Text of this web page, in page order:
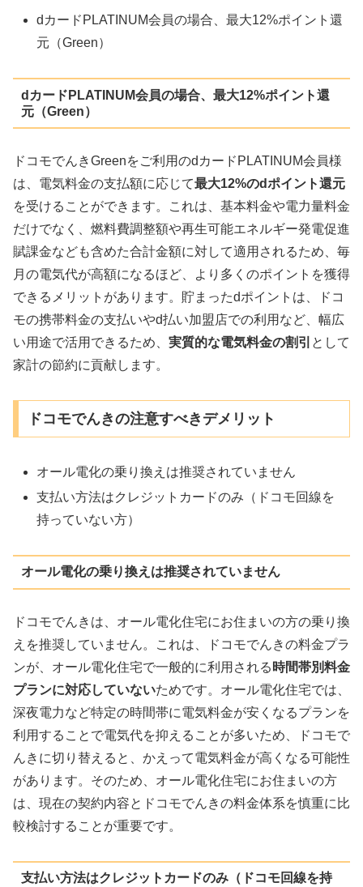
dカードPLATINUM会員の場合、最大12%ポイント還
元（Green）
dカードPLATINUM会員の場合、最大12%ポイント還
元（Green）
ドコモでんきGreenをご利用のdカードPLATINUM会員様
は、電気料金の支払額に応じて最大12%のdポイント還元
を受けることができます。これは、基本料金や電力量料金
だけでなく、燃料費調整額や再生可能エネルギー発電促進
賦課金なども含めた合計金額に対して適用されるため、毎
月の電気代が高額になるほど、より多くのポイントを獲得
できるメリットがあります。貯まったdポイントは、ドコ
モの携帯料金の支払いやd払い加盟店での利用など、幅広
い用途で活用できるため、 実質的な電気料金の割引 として
家計の節約に貢献します。
ドコモでんきの注意すべきデメリット
オール電化の乗り換えは推奨されていません
支払い方法はクレジットカードのみ（ドコモ回線を
持っていない方）
オール電化の乗り換えは推奨されていません
ドコモでんきは、オール電化住宅にお住まいの方の乗り換
えを推奨していません。これは、ドコモでんきの料金プラ
ンが、オール電化住宅で一般的に利用される 時間帯別料金
プランに対応していないためです。オール電化住宅では、
深夜電力など特定の時間帯に電気料金が安くなるプランを
利用することで電気代を抑えることが多いため、ドコモで
んきに切り替えると、かえって電気料金が高くなる可能性
があります。そのため、オール電化住宅にお住まいの方
は、現在の契約内容とドコモでんきの料金体系を慎重に比
較検討することが重要です。
支払い方法はクレジットカードのみ（ドコモ回線を持